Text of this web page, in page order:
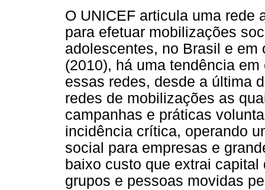
O UNICEF articula uma rede
para efetuar mobilizações
adolescentes, no Brasil e
(2010), há uma tendência
essas redes, desde a última
redes de mobilizações as
campanhas e práticas
incidência crítica, operando
social para empresas e
baixo custo que extrai
grupos e pessoas movidas